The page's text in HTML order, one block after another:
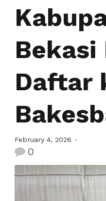
Bekasi
Daftar
February 4, 2026
0